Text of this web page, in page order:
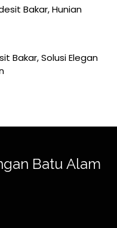
Bakar, Hunian
Bakar, Solusi Elegan
Batu Alam